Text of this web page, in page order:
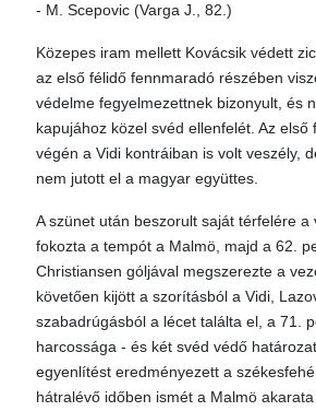
- M. Scepovic (Varga J., 82.)
Közepes iram mellett Kovácsik védett
az első félidő fennmaradó részében
védelme fegyelmezettnek bizonyult, és
kapujához közel svéd ellenfelét. Az első
végén a Vidi kontráiban is volt veszély,
nem jutott el a magyar együttes.
A szünet után beszorult saját térfelére a
fokozta a tempót a Malmö, majd a 62.
Christiansen góljával megszerezte a
követően kijött a szorításból a Vidi,
szabadrúgásból a lécet találta el, a 71.
harcossága - és két svéd védő
egyenlítést eredményezett a
hátralévő időben ismét a Malmö